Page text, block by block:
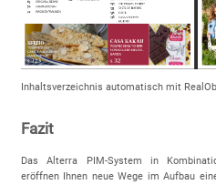
Inhaltsverzeichnis automatisch mit
Fazit
Das Alterra PIM-System in
eröffnen Ihnen neue Wege im Aufbau